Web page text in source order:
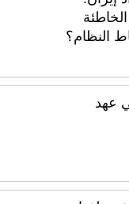
النظام؟
عهد